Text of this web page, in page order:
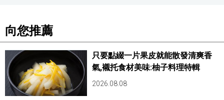
向您推薦
只要點綴一片果皮就能散發清爽香
氣,襯托食材美味:柚子料理特輯
2026.08.08